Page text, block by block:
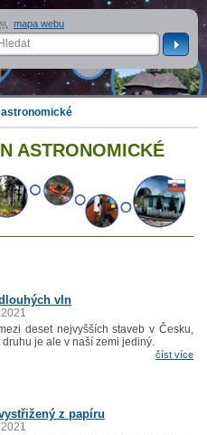
ASTRONOMICKÉ
vln
deset nejvyšších staveb v Česku,
druhu je ale v naší zemi jediný.
číst více
z papíru
mapa webu